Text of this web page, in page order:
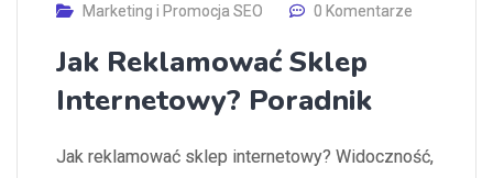
Marketing i Promocja SEO
0 Komentarze
Jak Reklamować Sklep
Internetowy? Poradnik
Jak reklamować sklep internetowy? Widoczność,